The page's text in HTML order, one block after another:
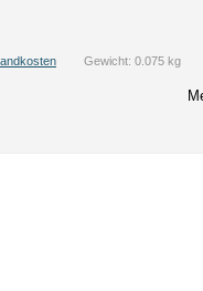
Gewicht: 0.075 kg